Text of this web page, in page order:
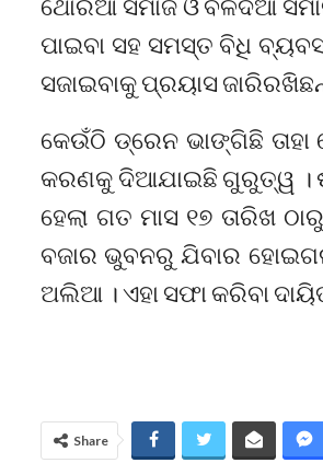
ପାଇବା ସହ ସମସ୍ତ ବିଧି
ସଜାଇବାକୁ ପ୍ରୟାସ
କେଉଁଠି ଡ୍ରେନ ଭାଙ୍ଗିଛି
କରଣକୁ ଦିଆଯାଇଛି ଗୁରୁତ୍ୱ ।
ହେଲା ଗତ ମାସ ୧୭ ତାରିଖ
ବଜାର ଭୁବନରୁ ଯିବାର
ଅଲିଆ । ଏହା ସଫା କରିବା
Share